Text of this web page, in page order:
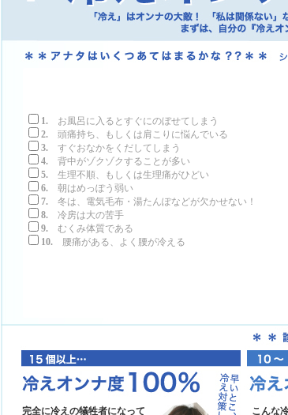
1.
お風呂に入るとすぐにのぼせてしまう
2. 頭痛持ち、もしくは肩こりに悩んでいる
3.すぐおなかをくだしてしまう
4.背中がゾクゾクすることが多い
5.生理不順、もしくは生理痛がひどい
6. 朝はめっぽう弱い
7.冬は、電気毛布・湯たんぽなどが欠かせない！
8.冷房は大の苦手
9.むくみ体質である
10.腰痛がある、よく腰が冷える
完全に冷えの犠牲者になって
こんな